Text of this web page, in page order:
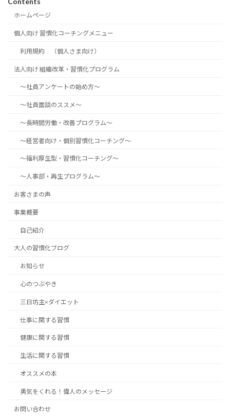
ホームページ
個人向け 習慣化コーチングメニュー
利用規約 （個人さま向け）
法人向け 組織改革・習慣化プログラム
～社員アンケートの始め方～
～社員面談のススメ～
～長時間労働・改善プログラム～
～経営者向け・個別習慣化コーチング～
～福利厚生型・習慣化コーチング～
～人事部・再生プログラム～
お客さまの声
事業概要
自己紹介
大人の習慣化ブログ
お知らせ
心のつぶやき
三日坊主×ダイエット
仕事に関する習慣
健康に関する習慣
生活に関する習慣
オススメの本
勇気をくれる！偉人のメッセージ
お問い合わせ